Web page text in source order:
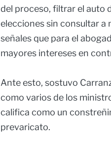
del proceso, filtrar el auto
elecciones sin consultar a
señales que para el
mayores intereses en
Ante esto, sostuvo
como varios de los
califica como un
prevaricato.